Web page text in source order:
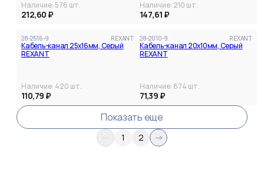
Наличие: 576 шт.
212,60 ₽
Наличие: 210 шт.
147,61 ₽
28-2516-9 REXANT
Кабель-канал 25х16мм, Серый
REXANT
Наличие: 420 шт.
110,79 ₽
28-2010-9 REXANT
Кабель-канал 20х10мм, Серый
REXANT
Наличие: 874 шт.
71,39 ₽
Показать еще
1 2